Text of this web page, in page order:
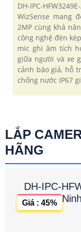
DH-IPC-
WizSense mang
2MP cùng khả
công nghệ đèn
mic ghi âm tích
giữa người và xe
cảnh báo giả, hỗ
chống nước IP67
LẮP
HÃNG
DH-IPC-
Giá : 45%